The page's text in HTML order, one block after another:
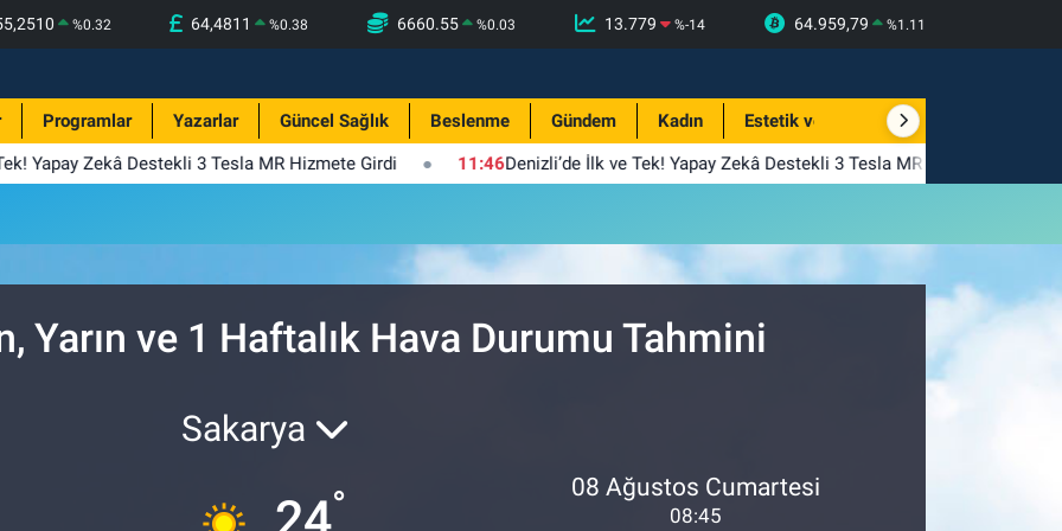
%0.32 64,4811 %0.38 6660.55 %0.03 13.779 %-14 64.959,79 %1.11
Programlar Yazarlar Güncel Sağlık Beslenme Gündem Kadın Estetik ve Güzellik
Yapay Zekâ Destekli 3 Tesla MR Hizmete Girdi 11:46Denizli’de İlk ve Tek! Yapay Zekâ Destekli 3 Tesla MR Hizmete Girdi
Yarın ve 1 Haftalık Hava Durumu Tahmini
Sakarya
° 08 Ağustos Cumartesi
08:45